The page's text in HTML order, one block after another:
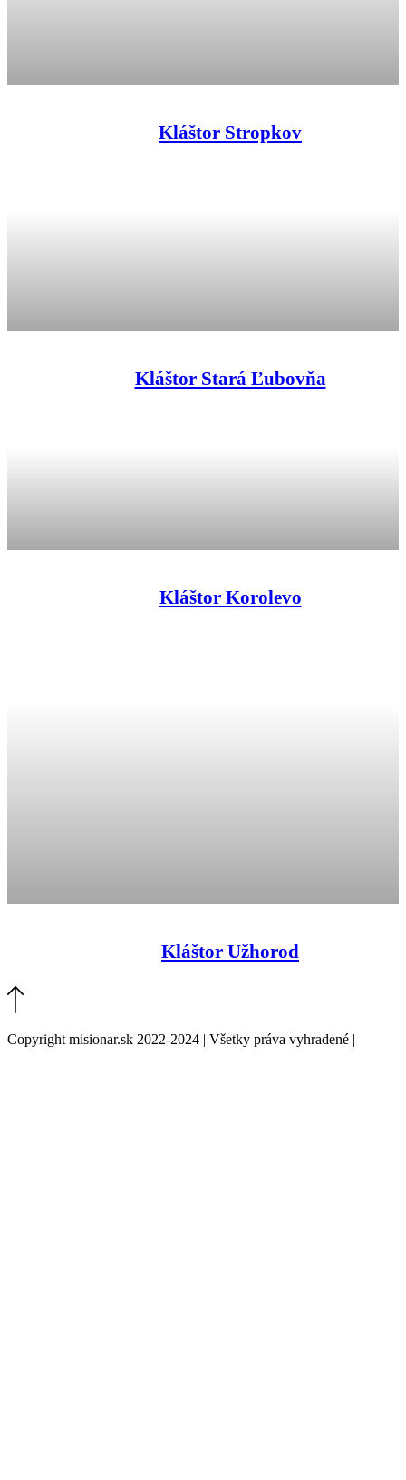
Kláštor Stropkov
Kláštor Stará Ľubovňa
Kláštor Korolevo
Kláštor Užhorod
Copyright misionar.sk 2022-2024 | Všetky práva vyhradené |